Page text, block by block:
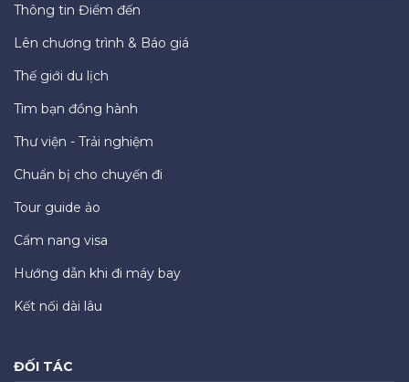
Thông tin Điểm đến
Lên chương trình & Báo giá
Thế giới du lịch
Tìm bạn đồng hành
Thư viện - Trải nghiệm
Chuẩn bị cho chuyến đi
Tour guide ảo
Cẩm nang visa
Hướng dẫn khi đi máy bay
Kết nối dài lâu
ĐỐI TÁC